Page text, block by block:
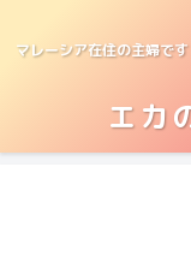
マレーシア在住の主婦で
エカ